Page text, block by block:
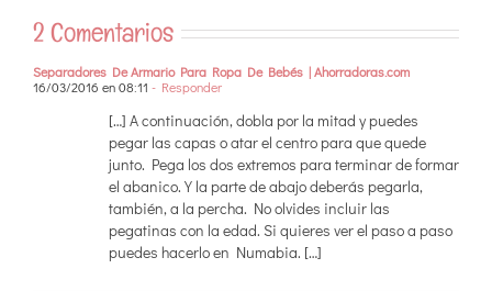
2 Comentarios
Separadores De Armario Para Ropa De Bebés | Ahorradoras.com
16/03/2016 en 08:11 - Responder
[…] A continuación, dobla por la mitad y puedes
pegar las capas o atar el centro para que quede
junto. Pega los dos extremos para terminar de formar
el abanico. Y la parte de abajo deberás pegarla,
también, a la percha. No olvides incluir las
pegatinas con la edad. Si quieres ver el paso a paso
puedes hacerlo en Numabia. […]